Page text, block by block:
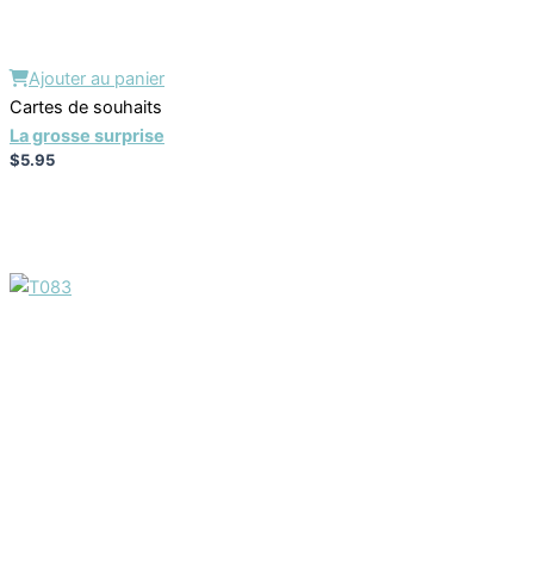
Ajouter au panier
Cartes de souhaits
La grosse surprise
$5.95